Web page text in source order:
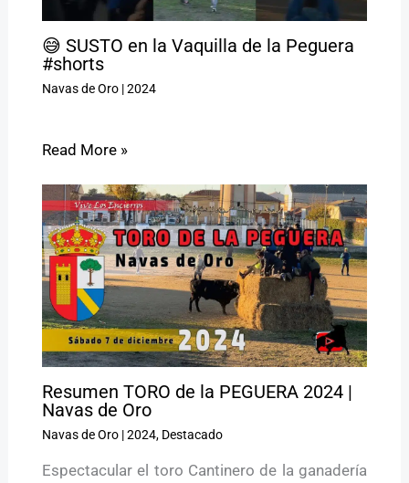
😅 SUSTO en la Vaquilla de la Peguera
#shorts
Navas de Oro|2024
Read More »
Resumen TORO de la PEGUERA 2024 |
Navas de Oro
Navas de Oro|2024, Destacado
Espectacular el toro Cantinero de la ganadería